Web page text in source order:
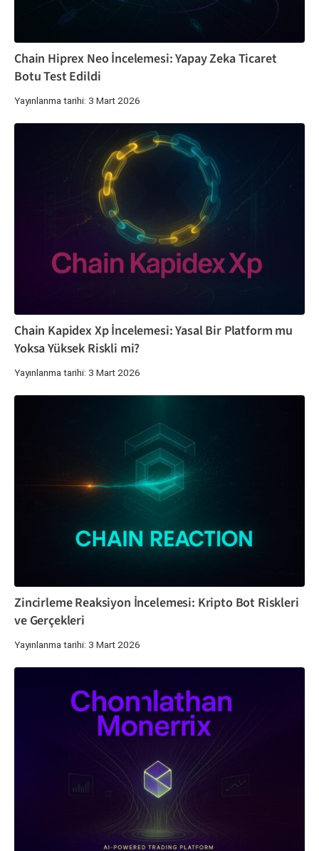
Chain Hiprex Neo İncelemesi: Yapay Zeka Ticaret
Botu Test Edildi
Yayınlanma tarihi: 3 Mart 2026
Chain Kapidex Xp İncelemesi: Yasal Bir Platform mu
Yoksa Yüksek Riskli mi?
Yayınlanma tarihi: 3 Mart 2026
Zincirleme Reaksiyon İncelemesi: Kripto Bot Riskleri
ve Gerçekleri
Yayınlanma tarihi: 3 Mart 2026